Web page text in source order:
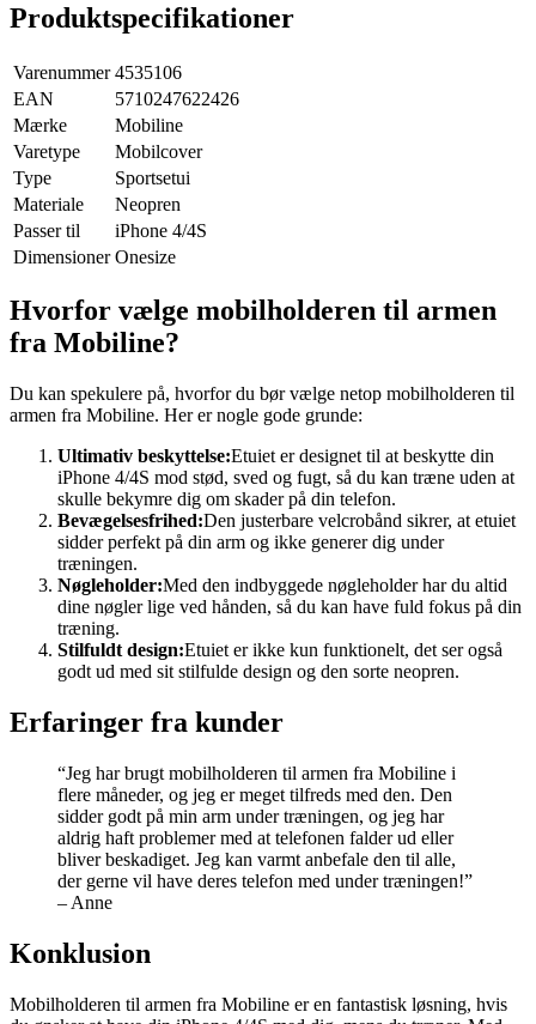
Produktspecifikationer
Varenummer 4535106
EAN
5710247622426
Mærke
Mobiline
Varetype
Mobilcover
Type
Sportsetui
Materiale
Neopren
Passer til
iPhone 4/4S
Dimensioner Onesize
Hvorfor vælge mobilholderen til armen
fra Mobiline?
Du kan spekulere på, hvorfor du bør vælge netop mobilholderen til
armen fra Mobiline. Her er nogle gode grunde:
Ultimativ beskyttelse:Etuiet er designet til at beskytte din
iPhone 4/4S mod stød, sved og fugt, så du kan træne uden at
skulle bekymre dig om skader på din telefon.
Bevægelsesfrihed:Den justerbare velcrobånd sikrer, at etuiet
sidder perfekt på din arm og ikke generer dig under
træningen.
Nøgleholder:Med den indbyggede nøgleholder har du altid
dine nøgler lige ved hånden, så du kan have fuld fokus på din
træning.
Stilfuldt design:Etuiet er ikke kun funktionelt, det ser også
godt ud med sit stilfulde design og den sorte neopren.
Erfaringer fra kunder
“Jeg har brugt mobilholderen til armen fra Mobiline i
flere måneder, og jeg er meget tilfreds med den. Den
sidder godt på min arm under træningen, og jeg har
aldrig haft problemer med at telefonen falder ud eller
bliver beskadiget. Jeg kan varmt anbefale den til alle,
der gerne vil have deres telefon med under træningen!”
– Anne
Konklusion
Mobilholderen til armen fra Mobiline er en fantastisk løsning, hvis